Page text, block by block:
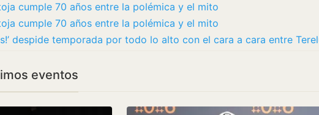
cumple 70 años entre la polémica y el mito
cumple 70 años entre la polémica y el mito
eventos